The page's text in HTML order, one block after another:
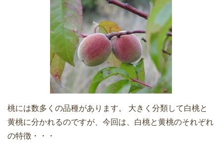
桃には数多くの品種があります。 大きく分類して白桃と
黄桃に分かれるのですが、今回は、白桃と黄桃のそれぞれ
の特徴・・・